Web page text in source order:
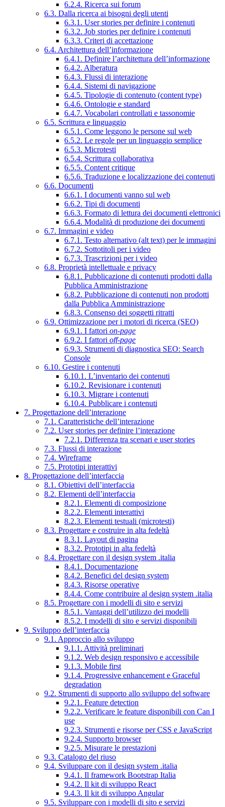
6.2.4. Ricerca sui forum
6.3. Dalla ricerca ai bisogni degli utenti
6.3.1. User stories per definire i contenuti
6.3.2. Job stories per definire i contenuti
6.3.3. Criteri di accettazione
6.4. Architettura dell’informazione
6.4.1. Definire l’architettura dell’informazione
6.4.2. Alberatura
6.4.3. Flussi di interazione
6.4.4. Sistemi di navigazione
6.4.5. Tipologie di contenuto (content type)
6.4.6. Ontologie e standard
6.4.7. Vocabolari controllati e tassonomie
6.5. Scrittura e linguaggio
6.5.1. Come leggono le persone sul web
6.5.2. Le regole per un linguaggio semplice
6.5.3. Microtesti
6.5.4. Scrittura collaborativa
6.5.5. Content critique
6.5.6. Traduzione e localizzazione dei contenuti
6.6. Documenti
6.6.1. I documenti vanno sul web
6.6.2. Tipi di documenti
6.6.3. Formato di lettura dei documenti elettronici
6.6.4. Modalità di produzione dei documenti
6.7. Immagini e video
6.7.1. Testo alternativo (alt text) per le immagini
6.7.2. Sottotitoli per i video
6.7.3. Trascrizioni per i video
6.8. Proprietà intellettuale e privacy
6.8.1. Pubblicazione di contenuti prodotti dalla
Pubblica Amministrazione
6.8.2. Pubblicazione di contenuti non prodotti
dalla Pubblica Amministrazione
6.8.3. Consenso dei soggetti ritratti
6.9. Ottimizzazione per i motori di ricerca (SEO)
6.9.1. I fattori on-page
6.9.2. I fattori off-page
6.9.3. Strumenti di diagnostica SEO: Search
Console
6.10. Gestire i contenuti
6.10.1. L’inventario dei contenuti
6.10.2. Revisionare i contenuti
6.10.3. Migrare i contenuti
6.10.4. Pubblicare i contenuti
7. Progettazione dell’interazione
7.1. Caratteristiche dell’interazione
7.2. User stories per definire l’interazione
7.2.1. Differenza tra scenari e user stories
7.3. Flussi di interazione
7.4. Wireframe
7.5. Prototipi interattivi
8. Progettazione dell’interfaccia
8.1. Obiettivi dell’interfaccia
8.2. Elementi dell’interfaccia
8.2.1. Elementi di composizione
8.2.2. Elementi interattivi
8.2.3. Elementi testuali (microtesti)
8.3. Progettare e costruire in alta fedeltà
8.3.1. Layout di pagina
8.3.2. Prototipi in alta fedeltà
8.4. Progettare con il design system .italia
8.4.1. Documentazione
8.4.2. Benefici del design system
8.4.3. Risorse operative
8.4.4. Come contribuire al design system .italia
8.5. Progettare con i modelli di sito e servizi
8.5.1. Vantaggi dell’utilizzo dei modelli
8.5.2. I modelli di sito e servizi disponibili
9. Sviluppo dell’interfaccia
9.1. Approccio allo sviluppo
9.1.1. Attività preliminari
9.1.2. Web design responsivo e accessibile
9.1.3. Mobile first
9.1.4. Progressive enhancement e Graceful
degradation
9.2. Strumenti di supporto allo sviluppo del software
9.2.1. Feature detection
9.2.2. Verificare le feature disponibili con Can I
use
9.2.3. Strumenti e risorse per CSS e JavaScript
9.2.4. Supporto browser
9.2.5. Misurare le prestazioni
9.3. Catalogo del riuso
9.4. Sviluppare con il design system .italia
9.4.1. Il framework Bootstrap Italia
9.4.2. Il kit di sviluppo React
9.4.3. Il kit di sviluppo Angular
9.5. Sviluppare con i modelli di sito e servizi